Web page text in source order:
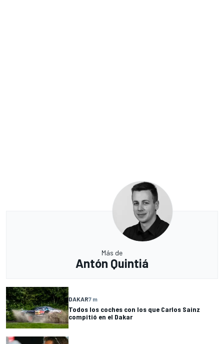
Más de
Antón Quintiá
DAKAR7 m
Todos los coches con los que Carlos Sainz
compitió en el Dakar